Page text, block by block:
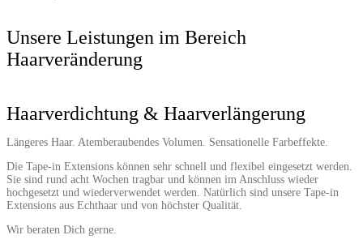
Unsere Leistungen im Bereich
Haarveränderung
Haarverdichtung & Haarverlängerung
Längeres Haar. Atemberaubendes Volumen. Sensationelle Farbeffekte.
Die Tape-in Extensions können sehr schnell und flexibel eingesetzt werden.
Sie sind rund acht Wochen tragbar und können im Anschluss wieder
hochgesetzt und wiederverwendet werden. Natürlich sind unsere Tape-in
Extensions aus Echthaar und von höchster Qualität.
Wir beraten Dich gerne.